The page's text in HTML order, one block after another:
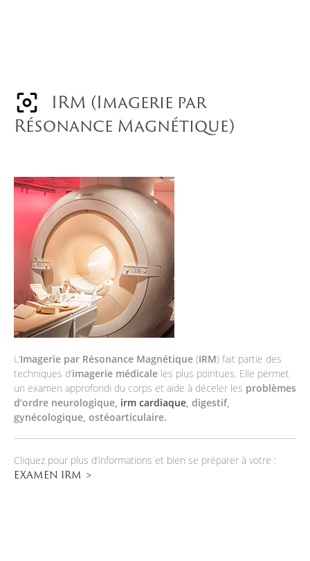
IRM (Imagerie par
Résonance Magnétique)
L’Imagerie par Résonance Magnétique (IRM) fait partie des
techniques d’imagerie médicale les plus pointues. Elle permet
un examen approfondi du corps et aide à déceler les problèmes
d’ordre neurologique, irm cardiaque , digestif,
gynécologique, ostéoarticulaire.
Cliquez pour plus d’informations et bien se préparer à votre :
EXAMEN IRM